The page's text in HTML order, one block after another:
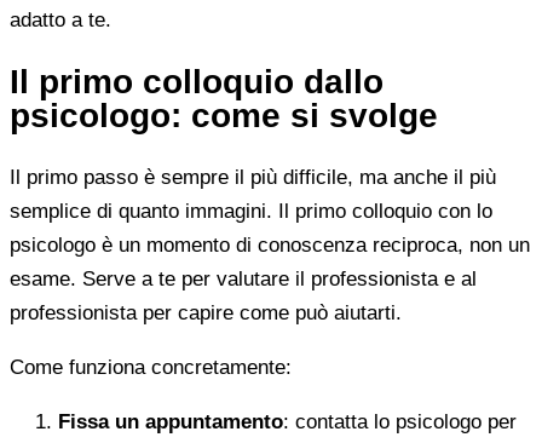
adatto a te.
Il primo colloquio dallo
psicologo: come si svolge
Il primo passo è sempre il più difficile, ma anche il più
semplice di quanto immagini. Il primo colloquio con lo
psicologo è un momento di conoscenza reciproca, non un
esame. Serve a te per valutare il professionista e al
professionista per capire come può aiutarti.
Come funziona concretamente:
Fissa un appuntamento: contatta lo psicologo per